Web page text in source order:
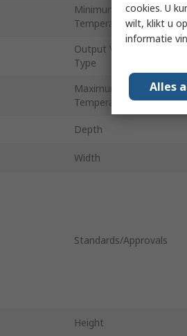
Minimum Operating
Temperature
Output Voltage
Type
Maximum Operating
Temperature
Depth
Width
Standards/Approvals
Height
cookies. U
wilt, klikt u
informatie
Alles